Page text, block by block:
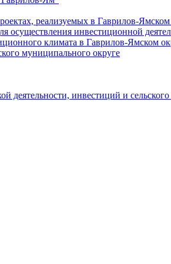
реализуемых в Гаврилов-Ямском
осуществления инвестиционной
климата в Гаврилов-Ямском
муниципального округе
деятельности, инвестиций и сельского